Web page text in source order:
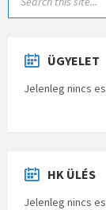
ÜGYELET
Jelenleg nincs
HK ÜLÉS
Jelenleg nincs